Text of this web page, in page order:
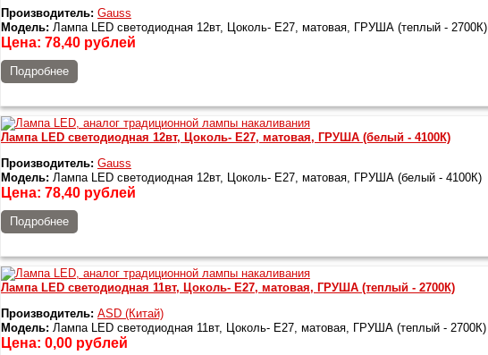
Производитель: Gauss
Модель: Лампа LED светодиодная 12вт, Цоколь- Е27, матовая, ГРУША (теплый - 2700К)
Цена: 78,40рублей
Подробнее
Лампа LED светодиодная 12вт, Цоколь- Е27, матовая, ГРУША (белый - 4100К)
Производитель: Gauss
Модель: Лампа LED светодиодная 12вт, Цоколь- Е27, матовая, ГРУША (белый - 4100К)
Цена: 78,40рублей
Подробнее
Лампа LED светодиодная 11вт, Цоколь- Е27, матовая, ГРУША (теплый - 2700К)
Производитель: ASD (Китай)
Модель: Лампа LED светодиодная 11вт, Цоколь- Е27, матовая, ГРУША (теплый - 2700К)
Цена: 0,00рублей